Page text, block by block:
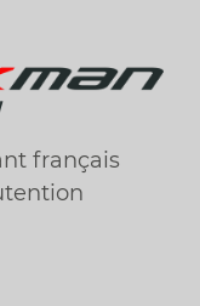
français